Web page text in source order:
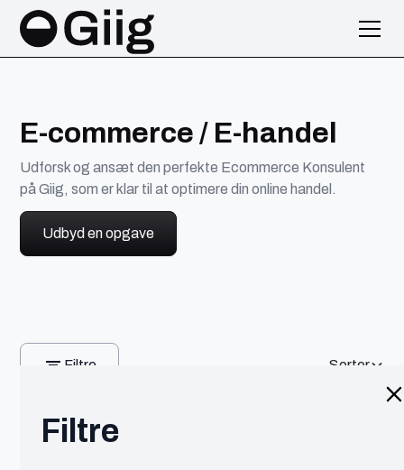
E-commerce / E-handel
Udforsk og ansæt den perfekte Ecommerce Konsulent
på Giig, som er klar til at optimere din online handel.
Udbyd en opgave
Filtre
Filtre
Sorter
Tag